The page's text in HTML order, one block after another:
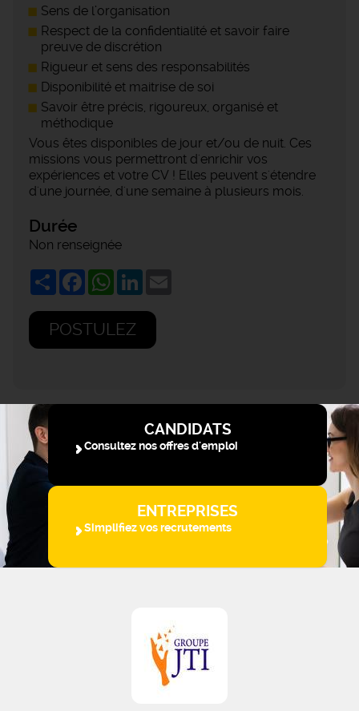
Sens de l’organisation
Respect de la confidentialité et savoir faire
preuve de discrétion
Rigueur et sens des responsabilités
Disponibilité et maitrise de soi
Savoir être précis, rigoureux, organisé et
méthodique
Vous êtes disponibles de jour et/ou de nuit. Ces
missions vous permettront d'enrichir vos
expériences et votre CV ! Elles peuvent s'étendre
d'une journée, d'une semaine à plusieurs mois.
Durée
Non renseignée
ShareFacebookWhatsApp
LinkedIn
POSTULEZ
CANDIDATS
Consultez nos offres d'emploi
ENTREPRISES
Simplifiez vos recrutements